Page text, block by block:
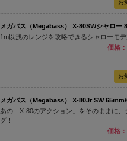
メガバス（Megabass） X-80SWシャロー
1m以浅のレンジを攻略できるシャローモデ
価格
メガバス（Megabass） X-80Jr SW
あの「X-80のアクション」をそのままに、
グ！
価格